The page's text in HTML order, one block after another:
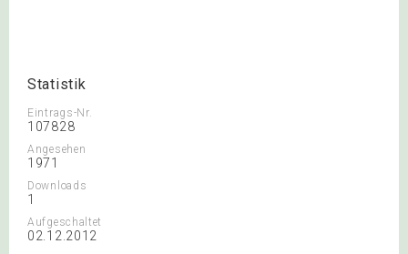
Statistik
Eintrags-Nr.
107828
Angesehen
1971
Downloads
1
Aufgeschaltet
02.12.2012